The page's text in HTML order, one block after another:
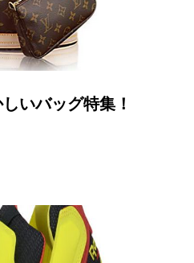
いバッグ特集！